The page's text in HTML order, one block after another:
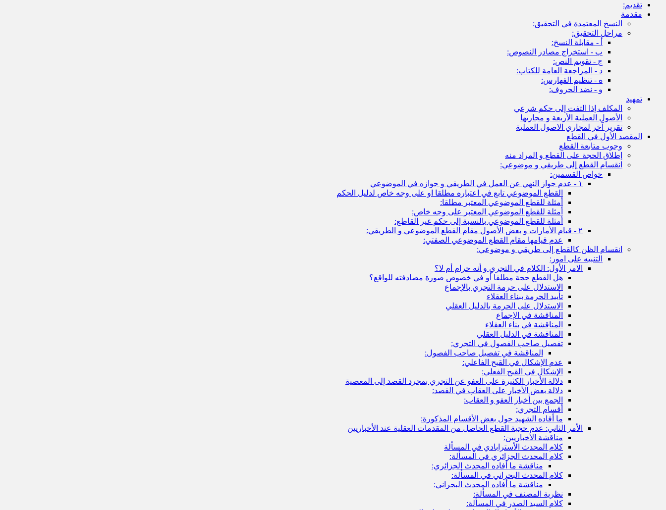
تقديم:
مقدمة
النسخ المعتمدة في التحقيق:
مراحل التحقيق:
أ - مقابلة النسخ:
ب - استخراج مصادر النصوص:
ج - تقويم النص:
د - المراجعة العامة للكتاب:
ه - تنظيم الفهارس:
و - نضد الحروف:
تمهيد
المكلف إذا التفت إلى حكم شرعي
الأصول العملية الأربعة و مجاريها
تقرير آخر لمجاري الاصول العملية
المقصد الأول في القطع
وجوب متابعة القطع
إطلاق الحجة على القطع و المراد منه
انقسام القطع إلى طريقي و موضوعي:
خواص القسمين:
١ - عدم جواز النهي عن العمل في الطريقي و جوازه في الموضوعي
القطع الموضوعي تابع في اعتباره مطلقا او على وجه خاص لدليل الحكم
أمثلة للقطع الموضوعي المعتبر مطلقا:
أمثلة للقطع الموضوعي المعتبر على وجه خاص:
أمثلة للقطع الموضوعي بالنسبة إلى حكم غير القاطع:
٢ - قيام الأمارات و بعض الأصول مقام القطع الموضوعي و الطريقي:
عدم قيامها مقام القطع الموضوعي الصفتي:
انقسام الظن كالقطع إلى طريقي و موضوعي:
التنبيه على امور:
الامر الأول: الكلام في التجري و أنه حرام أم لا؟
هل القطع حجة مطلقا أو في خصوص صورة مصادفته للواقع؟
الاستدلال على حرمة التجري بالإجماع
تأييد الحرمة ببناء العقلاء
الاستدلال على الحرمة بالدليل العقلي
المناقشة في الإجماع
المناقشة في بناء العقلاء
المناقشة في الدليل العقلي
تفصيل صاحب الفصول في التجري:
المناقشة في تفصيل صاحب الفصول:
عدم الإشكال في القبح الفاعلي:
الإشكال في القبح الفعلي:
دلالة الأخبار الكثيرة على العفو عن التجري بمجرد القصد إلى المعصية
دلالة بعض الأخبار على العقاب في القصد:
الجمع بين أخبار العفو و العقاب:
أقسام التجري:
ما أفاده الشهيد حول بعض الأقسام المذكورة:
الأمر الثاني: عدم حجية القطع الحاصل من المقدمات العقلية عند الأخباريين
مناقشة الأخباريين:
كلام المحدث الأسترابادي في المسألة
كلام المحدث الجزائري في المسألة:
مناقشة ما أفاده المحدث الجزائري:
كلام المحدث البحراني في المسألة:
مناقشة ما أفاده المحدث البحراني:
نظرية المصنف في المسألة:
كلام السيد الصدر في المسألة: